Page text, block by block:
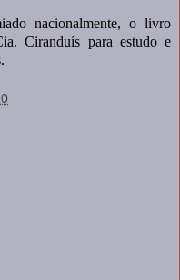
nacionalmente, o livro
Ciranduís para estudo e